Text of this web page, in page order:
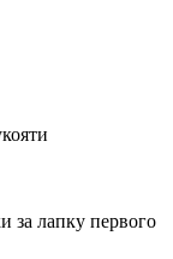
за лапку первого